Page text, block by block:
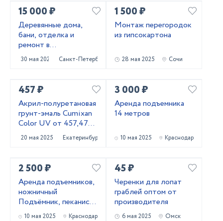
15 000 ₽
Деревянные дома,
бани, отделка и
ремонт в
Приозерском и
Выборгском районах
30 мая 2025 Санкт-Петербург
1 500 ₽
Монтаж перегородок
из гипсокартона
28 мая 2025 Сочи
457 ₽
Акрил-полуретановая
грунт-эмаль Cumixan
Color UV от 457,47
рублей
20 мая 2025 Екатеринбург
3 000 ₽
Аренда подъемника
14 метров
10 мая 2025 Краснодар
2 500 ₽
Аренда подъемников,
ножничный
Подъёмник, пеканиска
в аренду
10 мая 2025 Краснодар
45 ₽
Черенки для лопат
граблей оптом от
производителя
6 мая 2025 Омск